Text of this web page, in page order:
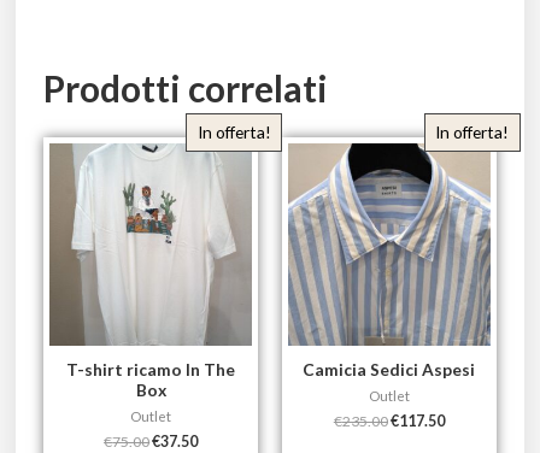
Prodotti correlati
In offerta!
T-shirt ricamo In The
Box
Outlet
€75.00€37.50
In offerta!
Camicia Sedici Aspesi
Outlet
€235.00€117.50